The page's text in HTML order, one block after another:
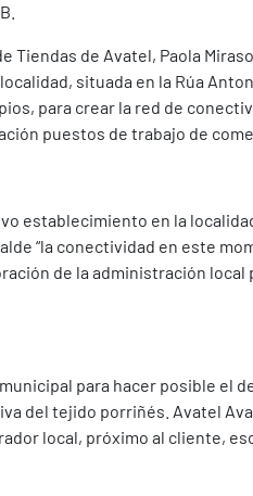
Tiendas de Avatel, Paola
situada en la Rúa
para crear la red de
puestos de trabajo de
establecimiento en la
“la conectividad en este
de la administración
para hacer posible el
del tejido porriñés. Avatel
local, próximo al cliente,